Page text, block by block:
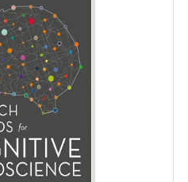
a thorough and student-
techniques used in cognitive